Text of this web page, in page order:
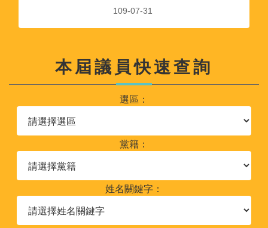
109-07-31
本屆議員快速查詢
選區：
黨籍：
姓名關鍵字：